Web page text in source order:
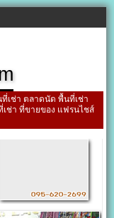
เช่า ตลาดนัด พื้นที่เช่า
ช่า ที่ขายของ แฟรนไชส์